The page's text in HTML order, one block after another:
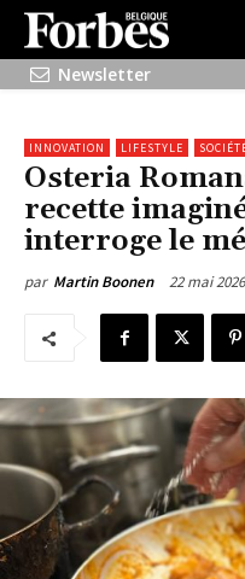
Newsletter
INNOVATION LIFESTYLE
Osteria
recette
interroge le
par Martin Boonen 22 mai 2026